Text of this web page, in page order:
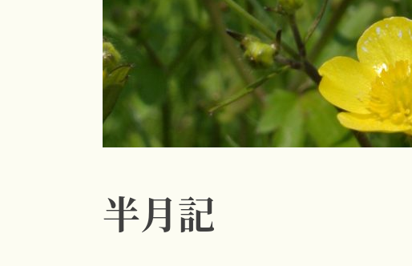
ツ
へ
ス
キ
プ
半月記